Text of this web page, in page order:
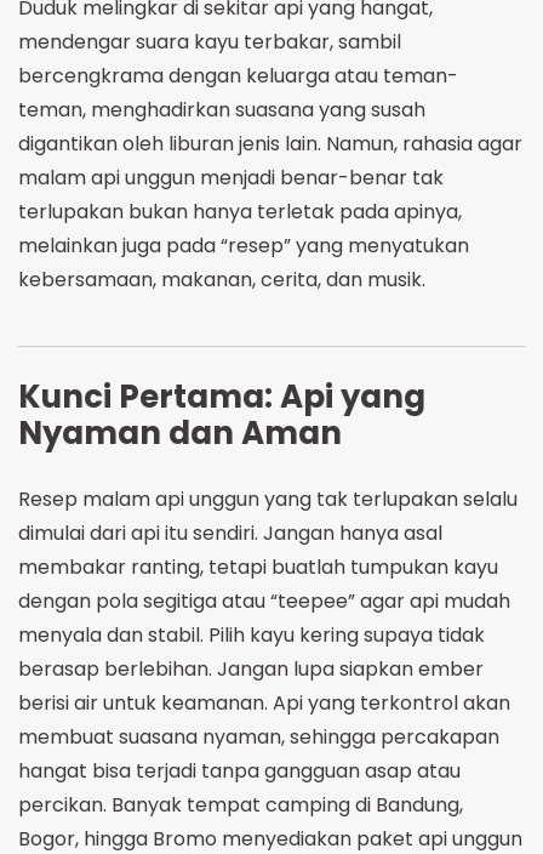
Duduk melingkar di sekitar api yang hangat,
mendengar suara kayu terbakar, sambil
bercengkrama dengan keluarga atau teman-
teman, menghadirkan suasana yang susah
digantikan oleh liburan jenis lain. Namun, rahasia agar
malam api unggun menjadi benar-benar tak
terlupakan bukan hanya terletak pada apinya,
melainkan juga pada “resep” yang menyatukan
kebersamaan, makanan, cerita, dan musik.
Kunci Pertama: Api yang
Nyaman dan Aman
Resep malam api unggun yang tak terlupakan selalu
dimulai dari api itu sendiri. Jangan hanya asal
membakar ranting, tetapi buatlah tumpukan kayu
dengan pola segitiga atau “teepee” agar api mudah
menyala dan stabil. Pilih kayu kering supaya tidak
berasap berlebihan. Jangan lupa siapkan ember
berisi air untuk keamanan. Api yang terkontrol akan
membuat suasana nyaman, sehingga percakapan
hangat bisa terjadi tanpa gangguan asap atau
percikan. Banyak tempat camping di Bandung,
Bogor, hingga Bromo menyediakan paket api unggun